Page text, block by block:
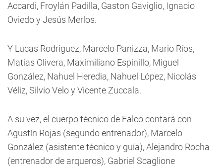
Accardi, Froylán Padilla, Gaston Gaviglio, Ignacio
Oviedo y Jesús Merlos.
Y Lucas Rodriguez, Marcelo Panizza, Mario Ríos,
Matías Olivera, Maximiliano Espinillo, Miguel
González, Nahuel Heredia, Nahuel López, Nicolás
Véliz, Silvio Velo y Vicente Zuccala.
A su vez, el cuerpo técnico de Falco contará con
Agustín Rojas (segundo entrenador), Marcelo
González (asistente técnico y guía), Alejandro Rocha
(entrenador de arqueros), Gabriel Scaglione